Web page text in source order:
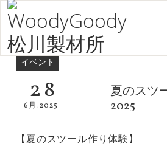
イベント
28
6月.2025
夏のスツ
2025
【夏のスツール作り体験】